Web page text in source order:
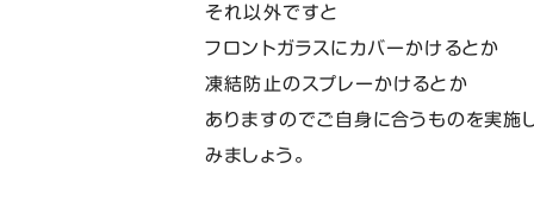
それ以外ですと
フロントガラスにカバーかけるとか
凍結防止のスプレーかけるとか
ありますのでご自身に合うものを実施
みましょう。